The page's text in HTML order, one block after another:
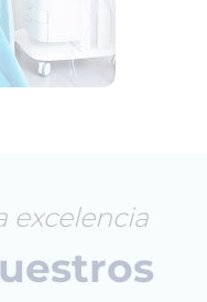
excelencia